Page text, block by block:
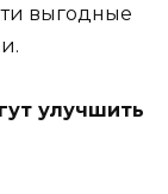
выгодные
улучшить